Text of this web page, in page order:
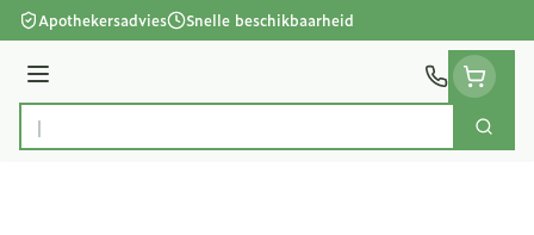
Ga naar de inhoud
Apothekersadvies Snelle beschikbaarheid
Menu
Product, merk, categorie...
Zoek